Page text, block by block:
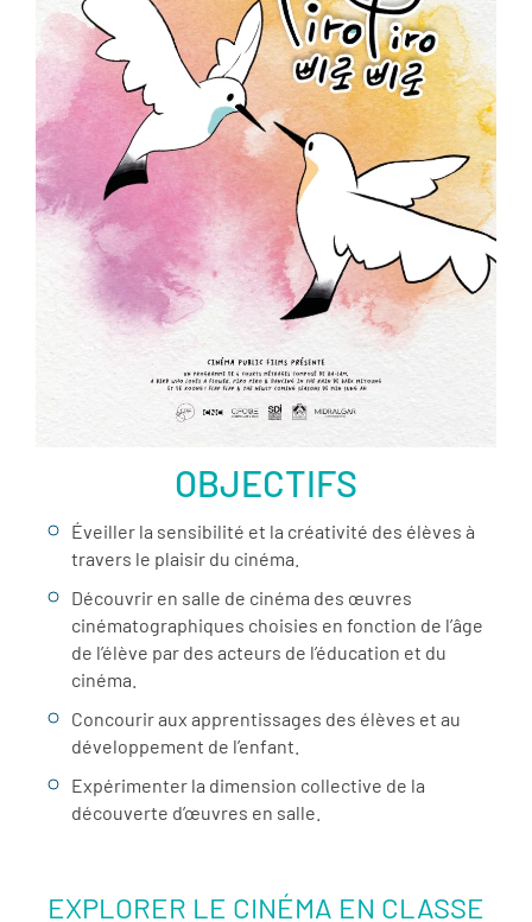
ème
Voir la fiche film
OBJECTIFS
Éveiller la sensibilité et la créativité des élèves à
travers le plaisir du cinéma.
Découvrir en salle de cinéma des œuvres
cinématographiques choisies en fonction de l’âge
de l’élève par des acteurs de l’éducation et du
cinéma.
Concourir aux apprentissages des élèves et au
développement de l’enfant.
Expérimenter la dimension collective de la
découverte d’œuvres en salle.
EXPLORER LE CINÉMA EN CLASSE